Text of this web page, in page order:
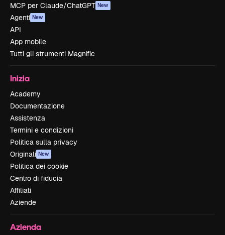
MCP per Claude/ChatGPT New
Agenti New
API
App mobile
Tutti gli strumenti Magnific
Inizia
Academy
Documentazione
Assistenza
Termini e condizioni
Politica sulla privacy
Originali New
Politica dei cookie
Centro di fiducia
Affiliati
Aziende
Azienda